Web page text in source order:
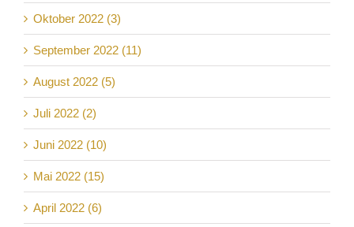
Oktober 2022 (3)
September 2022 (11)
August 2022 (5)
Juli 2022 (2)
Juni 2022 (10)
Mai 2022 (15)
April 2022 (6)